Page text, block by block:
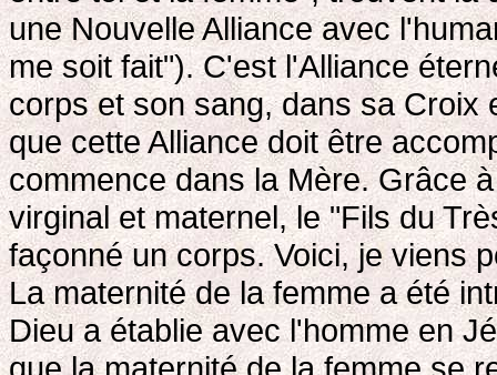
une Nouvelle Alliance avec
me soit fait"). C'est l'Alliance
corps et son sang, dans sa Croix
que cette Alliance doit être
commence dans la Mère. Grâce
virginal et maternel, le "Fils du
façonné un corps. Voici, je viens
La maternité de la femme a été
Dieu a établie avec l'homme en
que la maternité de la femme se